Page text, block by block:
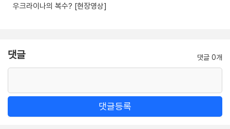
우크라이나의 복수? [현장영상]
댓글 댓글 0개
댓글등록